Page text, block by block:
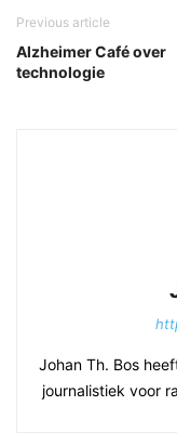
Previous article
Alzheimer Café over
technologie
Johan Th. Bos
journalistiek voor